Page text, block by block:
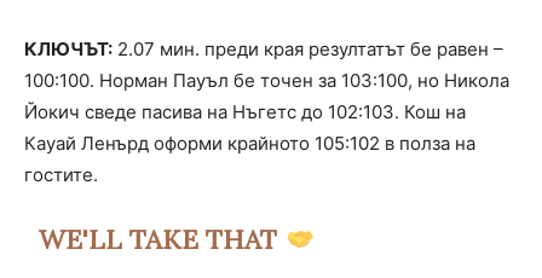
КЛЮЧЪТ: 2.07 мин. преди края резултатът бе равен –
100:100. Норман Пауъл бе точен за 103:100, но Никола
Йокич сведе пасива на Нъгетс до 102:103. Кош на
Кауай Ленърд оформи крайното 105:102 в полза на
гостите.
WE'LL TAKE THAT